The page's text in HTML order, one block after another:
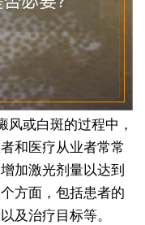
风或白斑的过程中，
和医疗从业者常常
加激光剂量以达到
方面，包括患者的
及治疗目标等。